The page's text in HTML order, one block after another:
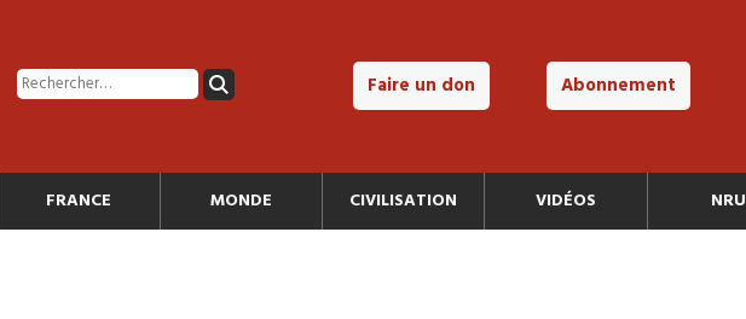
Faire un don Abonnement
FRANCE MONDE CIVILISATION VIDÉOS NRU